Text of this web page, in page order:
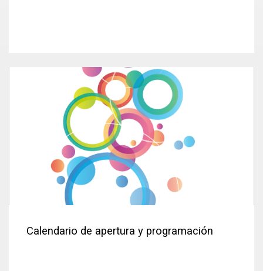
Calendario de apertura y programación